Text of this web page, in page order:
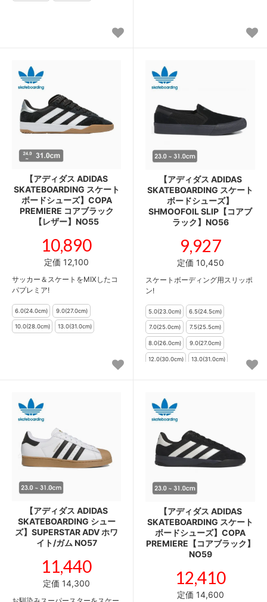
【アディダス ADIDAS
SKATEBOARDING スケート
ボードシューズ】COPA
PREMIERE コアブラック
【レザー】NO55
10,890
定価 12,100
サッカー＆スケートをMIXしたコ
パプレミア!
【アディダス ADIDAS
SKATEBOARDING スケート
ボードシューズ】
SHMOOFOIL SLIP【コアブ
ラック】NO56
9,927
定価 10,450
スケートボーディング用スリッポ
ン!
【アディダス ADIDAS
SKATEBOARDING シュー
ズ】SUPERSTAR ADV ホワ
イト/ガム NO57
11,440
定価 14,300
【アディダス ADIDAS
SKATEBOARDING スケート
ボードシューズ】COPA
PREMIERE【コアブラック】
NO59
12,410
定価 14,600